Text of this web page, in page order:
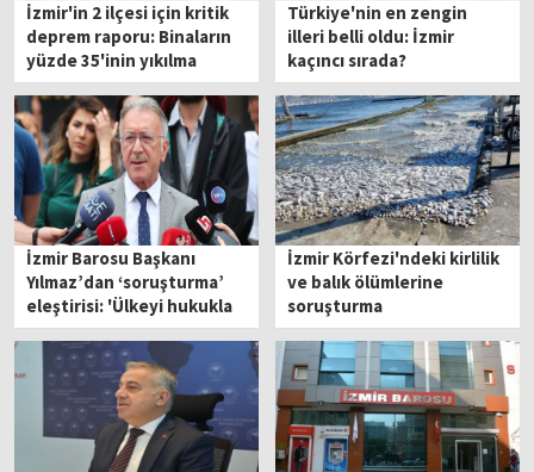
İzmir'in 2 ilçesi için kritik
deprem raporu: Binaların
yüzde 35'inin yıkılma
ihtimali yüksek
Türkiye'nin en zengin
illeri belli oldu: İzmir
kaçıncı sırada?
İzmir Barosu Başkanı
Yılmaz’dan ‘soruşturma’
eleştirisi: 'Ülkeyi hukukla
dizayn etme çabası'
İzmir Körfezi'ndeki kirlilik
ve balık ölümlerine
soruşturma